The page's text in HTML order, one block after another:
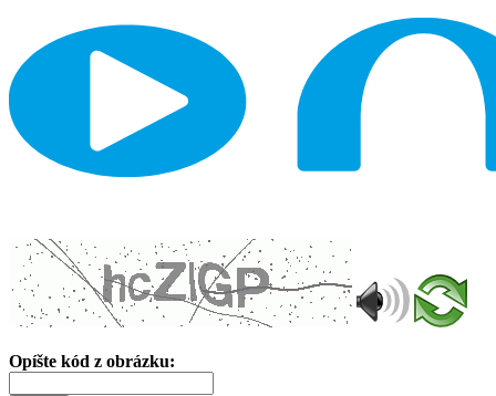
Opíšte kód z obrázku: